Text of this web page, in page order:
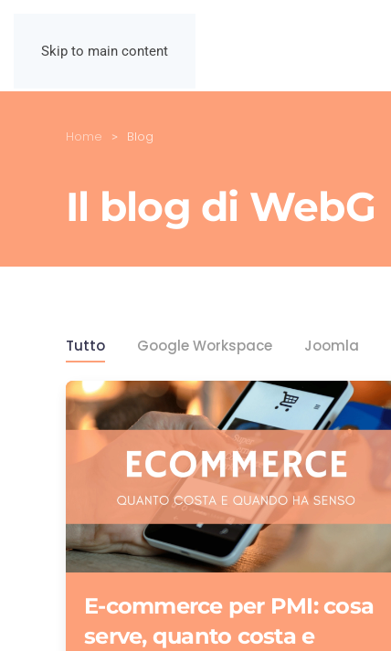
Skip to main content
Home Blog
Il blog di WebG
Tutto Google Workspace Joomla
E-commerce per PMI: cosa
serve, quanto costa e